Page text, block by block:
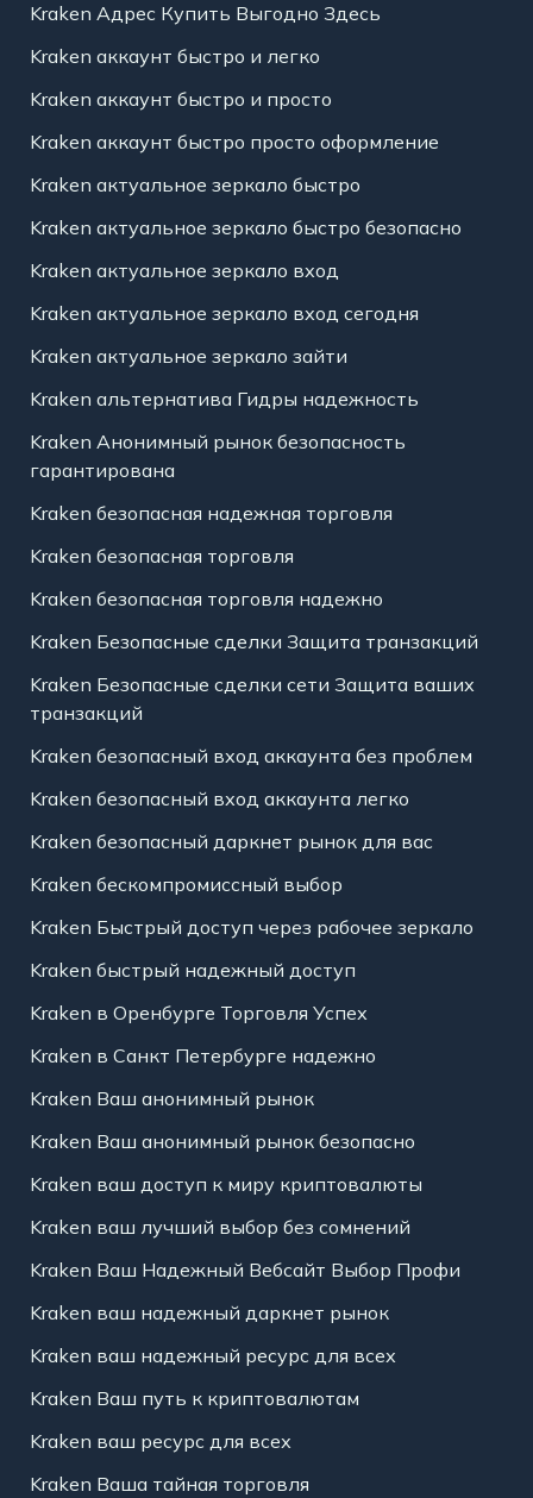
Kraken Адрес Купить Выгодно Здесь
Kraken аккаунт быстро и легко
Kraken аккаунт быстро и просто
Kraken аккаунт быстро просто оформление
Kraken актуальное зеркало быстро
Kraken актуальное зеркало быстро безопасно
Kraken актуальное зеркало вход
Kraken актуальное зеркало вход сегодня
Kraken актуальное зеркало зайти
Kraken альтернатива Гидры надежность
Kraken Анонимный рынок безопасность
гарантирована
Kraken безопасная надежная торговля
Kraken безопасная торговля
Kraken безопасная торговля надежно
Kraken Безопасные сделки Защита транзакций
Kraken Безопасные сделки сети Защита ваших
транзакций
Kraken безопасный вход аккаунта без проблем
Kraken безопасный вход аккаунта легко
Kraken безопасный даркнет рынок для вас
Kraken бескомпромиссный выбор
Kraken Быстрый доступ через рабочее зеркало
Kraken быстрый надежный доступ
Kraken в Оренбурге Торговля Успех
Kraken в Санкт Петербурге надежно
Kraken Ваш анонимный рынок
Kraken Ваш анонимный рынок безопасно
Kraken ваш доступ к миру криптовалюты
Kraken ваш лучший выбор без сомнений
Kraken Ваш Надежный Вебсайт Выбор Профи
Kraken ваш надежный даркнет рынок
Kraken ваш надежный ресурс для всех
Kraken Ваш путь к криптовалютам
Kraken ваш ресурс для всех
Kraken Ваша тайная торговля